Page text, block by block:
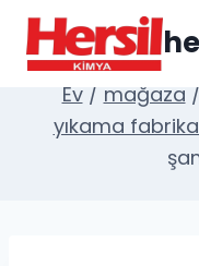
İçeriğe
geç
Ev / mağaza /
yıkama